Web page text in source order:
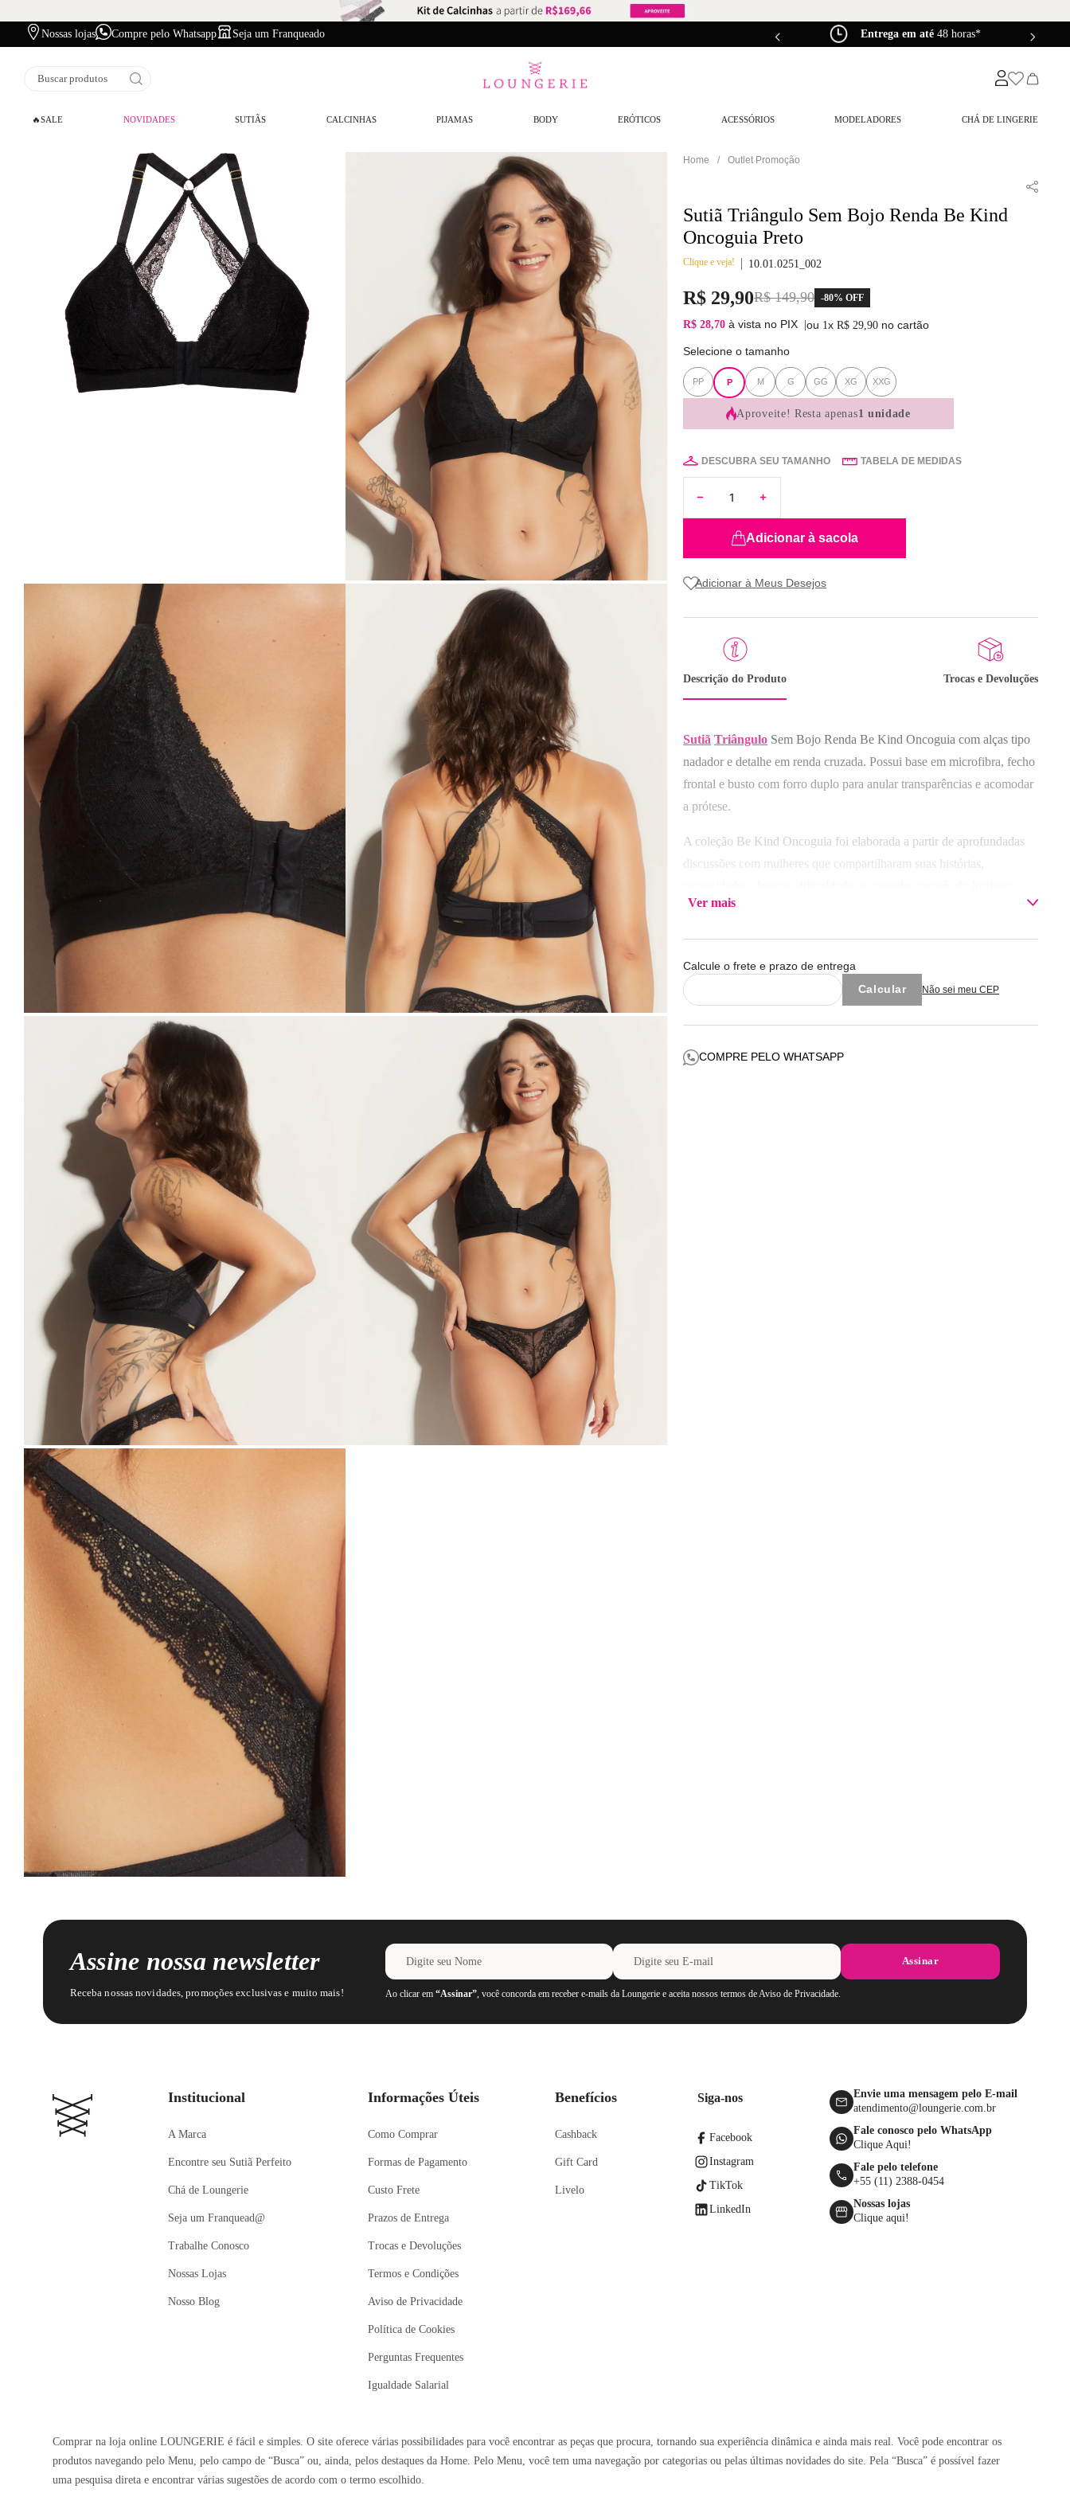
Nossas lojas Compre pelo Whatsapp Seja um Franqueado Entrega em até 48 horas*
Buscar produtos
🔥SALE NOVIDADES SUTIÃS CALCINHAS PIJAMAS BODY ERÓTICOS ACESSÓRIOS MODELADORES CHÁ DE LINGERIE
Outlet Promoção
Sutiã Triângulo Sem Bojo Renda Be Kind
Oncoguia Preto
Clique e veja! 10.01.0251_002
R$ 29,90R$ 149,90 -80% OFF
R$ 28,70 à vista no PIX |ou 1xR$ 29 ,90 no cartão
Selecione o tamanho
PP P M G GG XG XXG
Aproveite!Resta apenas1 unidade
DESCUBRA SEU TAMANHO TABELA DE MEDIDAS
Adicionar à sacola
Descrição do Produto Trocas e Devoluções
Sutiã Triângulo Sem Bojo Renda Be Kind Oncoguia com alças tipo
nadador e detalhe em renda cruzada. Possui base em microfibra, fecho
frontal e busto com forro duplo para anular transparências e acomodar
a prótese.
A coleção Be Kind Oncoguia foi elaborada a partir de aprofundadas
discussões com mulheres que compartilharam suas histórias,
Oncoguia. A linha tem como premissa trazer o sutiã perfeito para
conforto necessário. Uma coleção com nossos modelos best-sellers
construída por diversas mãos e histórias, feita para ser a lingerie
Composição:
Ver mais
Calcule o frete e prazo de entrega
Não sei meu CEP
COMPRE PELO WHATSAPP
Assine nossa newsletter
Receba nossas novidades, promoções exclusivas e muito mais!
Assinar
Ao clicar em “Assinar”, você concorda em receber e-mails da Loungerie e aceita nossos termos de Aviso de Privacidade.
Institucional
A Marca
Encontre seu Sutiã Perfeito
Chá de Loungerie
Seja um Franquead@
Trabalhe Conosco
Nossas Lojas
Nosso Blog
Informações Úteis
Como Comprar
Formas de Pagamento
Custo Frete
Prazos de Entrega
Trocas e Devoluções
Termos e Condições
Aviso de Privacidade
Política de Cookies
Perguntas Frequentes
Igualdade Salarial
Benefícios
Cashback
Gift Card
Livelo
Siga-nos
Facebook
Instagram
TikTok
LinkedIn
Envie uma mensagem pelo E-mail
atendimento@loungerie.com.br
Fale conosco pelo WhatsApp
Clique Aqui!
Fale pelo telefone
+55 (11) 2388-0454
Nossas lojas
Clique aqui!
Comprar na loja online LOUNGERIE é fácil e simples. O site oferece várias possibilidades para você encontrar as peças que procura, tornando sua experiência dinâmica e ainda mais real. Você pode encontrar os
produtos navegando pelo Menu, pelo campo de “Busca” ou, ainda, pelos destaques da Home. Pelo Menu, você tem uma navegação por categorias ou pelas últimas novidades do site. Pela “Busca” é possível fazer
uma pesquisa direta e encontrar várias sugestões de acordo com o termo escolhido.